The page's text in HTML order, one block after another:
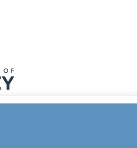
Quel dialogue social ?